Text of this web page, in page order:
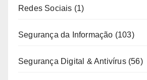
Redes Sociais (1)
Segurança da Informação (103)
Segurança Digital & Antivírus(56)